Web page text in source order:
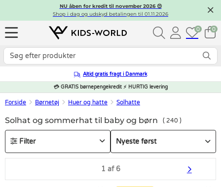
NU åben for kredit til november 2026 😍
Shop i dag og udskyd betalingen til 01.11.2026
0 0
Altid gratis fragt i Danmark
💳 GRATIS børnepengekredit ⚡ HURTIG levering
Forside Børnetøj Huer og hatte Solhatte
Solhat og sommerhat til baby og børn 240
Filter
1 af 6